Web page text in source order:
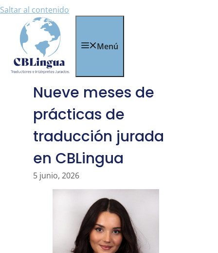
Saltar al contenido
Menú
Nueve meses de
prácticas de
traducción jurada
en CBLingua
5 junio, 2026